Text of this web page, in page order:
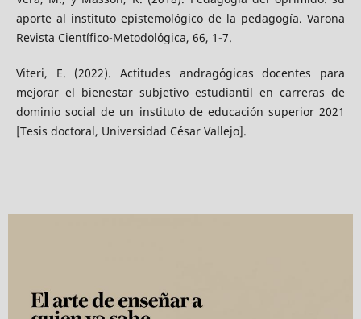
aporte al instituto epistemológico de la pedagogía. Varona
Revista Científico-Metodológica, 66, 1-7.
Viteri, E. (2022). Actitudes andragógicas docentes para
mejorar el bienestar subjetivo estudiantil en carreras de
dominio social de un instituto de educación superior 2021
[Tesis doctoral, Universidad César Vallejo].